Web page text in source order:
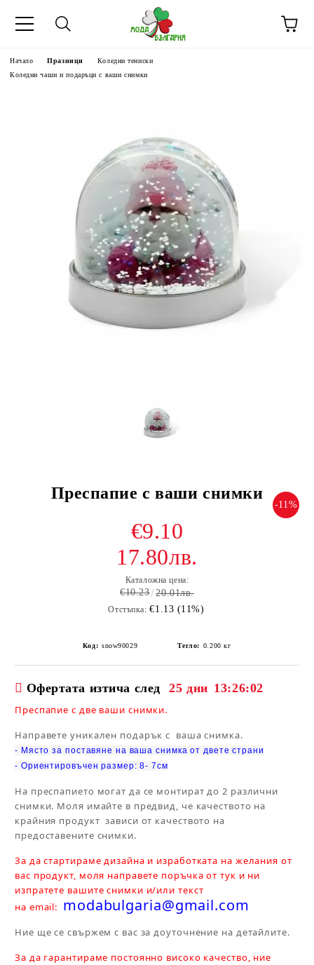
Начало Празници
Коледни тениски
Коледни чаши и подаръци с ваши снимки
Преспапие с ваши снимки
-11%
€9.10
17.80лв.
Каталожна цена:
€10.23 20.01лв.
Отстъпка: €1.13 (11%)
Код: snow90029 Тегло: 0.200 кг
Офертата изтича след 25 дни 13:26:02
Преспапие с две ваши снимки.
Направете уникален подарък с ваша снимка.
- Място за поставяне на ваша снимка от двете страни
- Ориентировъчен размер: 8- 7см
На преспапието могат да се монтират до 2 различни
снимки. Моля имайте в предвид, че качеството на
крайния продукт зависи от качеството на
предоставените снимки.
За да стартираме дизайна и изработката на желания от
вас продукт, моля направете поръчка от тук и ни
изпратете вашите снимки и/или текст
на email: modabulgaria@gmail.com
Ние ще се свържем с вас за доуточнение на детайлите.
За да гарантираме постоянно високо качество, ние